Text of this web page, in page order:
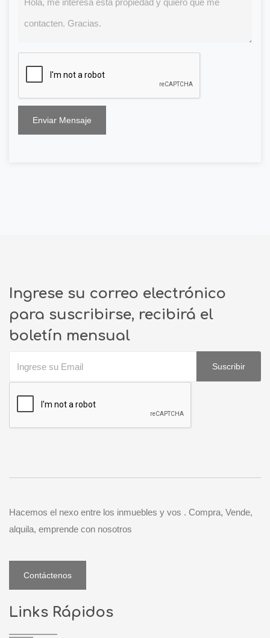
Enviar Mensaje
Ingrese su correo electrónico
para suscribirse, recibirá el
boletín mensual
Suscribir
Hacemos el nexo entre los inmuebles y vos . Compra, Vende,
alquila, emprende con nosotros
Contáctenos
Links Rápidos